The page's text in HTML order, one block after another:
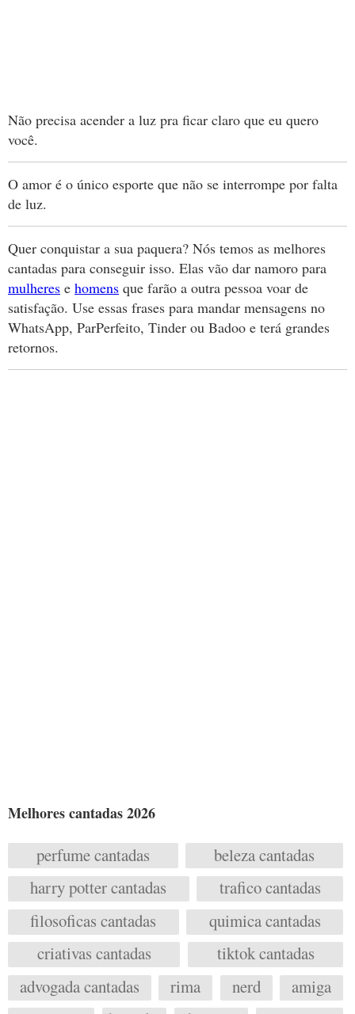
Não precisa acender a luz pra ficar claro que eu quero
você.
O amor é o único esporte que não se interrompe por falta
de luz.
Quer conquistar a sua paquera? Nós temos as melhores
cantadas para conseguir isso. Elas vão dar namoro para
mulheres e homens que farão a outra pessoa voar de
satisfação. Use essas frases para mandar mensagens no
WhatsApp, ParPerfeito, Tinder ou Badoo e terá grandes
retornos.
Melhores cantadas 2026
perfume cantadas
beleza cantadas
harry potter cantadas
trafico cantadas
filosoficas cantadas
quimica cantadas
criativas cantadas
tiktok cantadas
advogada cantadas
rima nerd
amiga